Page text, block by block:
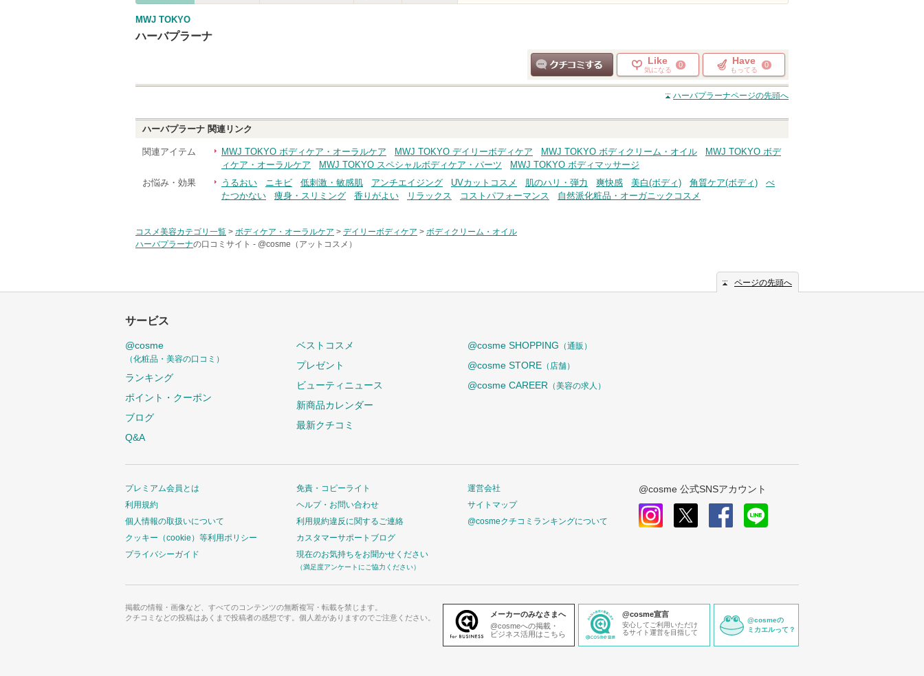
MWJ TOKYO
ハーバプラーナ
クチコミする
Like
気になる
0 Have
もってる
0
ハーバプラーナページの先頭へ
ハーバプラーナ 関連リンク
関連アイテム MWJ TOKYO ボディケア・オーラルケア MWJ TOKYO デイリーボディケア MWJ TOKYO ボディクリーム・オイル
MWJ TOKYO ボデ
ィケア・オーラルケア
MWJ TOKYO スペシャルボディケア・パーツ
MWJ TOKYO ボディマッサージ
お悩み・効果
うるおい ニキビ 低刺激・敏感肌 アンチエイジング UVカットコスメ 肌のハリ・弾力 爽快感 美白(ボディ) 角質ケア(ボディ)
べ
たつかない
痩身・スリミング 香りがよい リラックス コストパフォーマンス 自然派化粧品・オーガニックコスメ
コスメ美容カテゴリ一覧 > ボディケア・オーラルケア > デイリーボディケア > ボディクリーム・オイル
ハーバプラーナの口コミサイト - @cosme（アットコスメ）
ページの先頭へ
サービス
@cosme
（化粧品・美容の口コミ）
ランキング
ポイント・クーポン
ブログ
Q&A
ベストコスメ
プレゼント
ビューティニュース
新商品カレンダー
最新クチコミ
@cosme SHOPPING （通販）
@cosme STORE （店舗）
@cosme CAREER （美容の求人）
プレミアム会員とは
利用規約
個人情報の取扱いについて
クッキー（cookie）等利用ポリシー
プライバシーガイド
免責・コピーライト
ヘルプ・お問い合わせ
利用規約違反に関するご連絡
カスタマーサポートブログ
現在のお気持ちをお聞かせください
（満足度アンケートにご協力ください）
運営会社
サイトマップ
@cosmeクチコミランキングについて
@cosme 公式SNSアカウント
掲載の情報・画像など、すべてのコンテンツの無断複写・転載を禁じます。
クチコミなどの投稿はあくまで投稿者の感想です。個人差がありますのでご注意ください。
メーカーのみなさまへ
@cosmeへの掲載・
ビジネス活用はこちら
@cosme宣言
安心してご利用いただけ
るサイト運営を目指して
@cosmeの
ミカエルって？